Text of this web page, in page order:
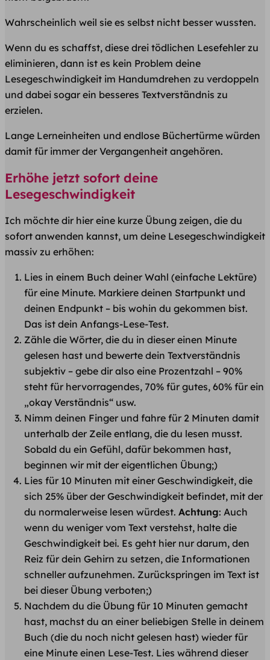
Wahrscheinlich weil sie es selbst nicht besser wussten.
Wenn du es schaffst, diese drei tödlichen Lesefehler zu
eliminieren, dann ist es kein Problem deine
Lesegeschwindigkeit im Handumdrehen zu verdoppeln
und dabei sogar ein besseres Textverständnis zu
erzielen.
Lange Lerneinheiten und endlose Büchertürme würden
damit für immer der Vergangenheit angehören.
Erhöhe jetzt sofort deine
Lesegeschwindigkeit
Ich möchte dir hier eine kurze Übung zeigen, die du
sofort anwenden kannst, um deine Lesegeschwindigkeit
massiv zu erhöhen:
Lies in einem Buch deiner Wahl (einfache Lektüre)
für eine Minute. Markiere deinen Startpunkt und
deinen Endpunkt – bis wohin du gekommen bist.
Das ist dein Anfangs-Lese-Test.
Zähle die Wörter, die du in dieser einen Minute
gelesen hast und bewerte dein Textverständnis
subjektiv – gebe dir also eine Prozentzahl – 90%
steht für hervorragendes, 70% für gutes, 60% für ein
„okay Verständnis“ usw.
Nimm deinen Finger und fahre für 2 Minuten damit
unterhalb der Zeile entlang, die du lesen musst.
Sobald du ein Gefühl, dafür bekommen hast,
beginnen wir mit der eigentlichen Übung;)
Lies für 10 Minuten mit einer Geschwindigkeit, die
sich 25% über der Geschwindigkeit befindet, mit der
du normalerweise lesen würdest. Achtung: Auch
wenn du weniger vom Text verstehst, halte die
Geschwindigkeit bei. Es geht hier nur darum, den
Reiz für dein Gehirn zu setzen, die Informationen
schneller aufzunehmen. Zurückspringen im Text ist
bei dieser Übung verboten;)
Nachdem du die Übung für 10 Minuten gemacht
hast, machst du an einer beliebigen Stelle in deinem
Buch (die du noch nicht gelesen hast) wieder für
eine Minute einen Lese-Test. Lies während dieser